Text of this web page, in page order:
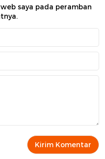
saya pada peramban